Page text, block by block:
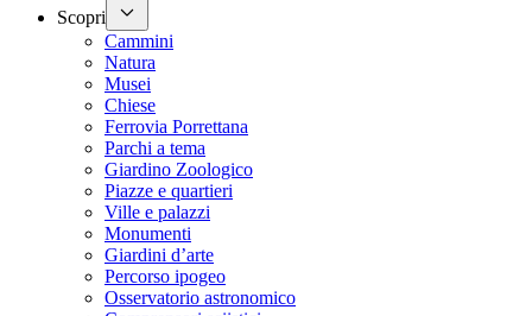
Scopri
Cammini
Natura
Musei
Chiese
Ferrovia Porrettana
Parchi a tema
Giardino Zoologico
Piazze e quartieri
Ville e palazzi
Monumenti
Giardini d’arte
Percorso ipogeo
Osservatorio astronomico